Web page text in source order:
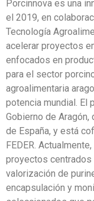
Porcinnova es una
el 2019, en
Tecnología
acelerar proyectos
enfocados en
para el sector
agroalimentaria
potencia mundial. El
Gobierno de Aragón,
de España, y está
FEDER.
proyectos
valorización de
encapsulación y